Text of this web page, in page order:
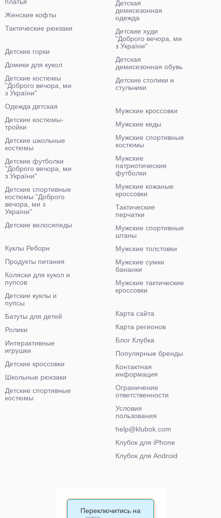
Женские кофты
Тактические рюкзаки
Детская
демисезонная
одежда
Детские худи
"Доброго вечора, ми
з України"
Детская
демисезонная обувь
Детские столики и
стульчики
Детские горки
Домики для кукол
Детские костюмы
"Доброго вечора, ми
з України"
Одежда детская
Детские костюмы-
тройки
Детские школьные
костюмы
Детские футболки
"Доброго вечора, ми
з України"
Детские спортивные
костюмы "Доброго
вечора, ми з
України"
Детские велосипеды
Мужские кроссовки
Мужские кеды
Мужские спортивные
костюмы
Мужские
патриотические
футболки
Мужские кожаные
кроссовки
Тактические
перчатки
Мужские спортивные
штаны
Мужские толстовки
Мужские сумки
бананки
Мужские тактические
кроссовки
Куклы Реборн
Продукты питания
Коляски для кукол и
пупсов
Детские куклы и
пупсы
Батуты для детей
Ролики
Интерактивные
игрушки
Детские кроссовки
Школьные рюкзаки
Детские спортивные
костюмы
Карта сайта
Карта регионов
Блог Клубка
Популярные бренды
Контактная
информация
Ограничение
ответственности
Условия
пользования
help@klubok.com
Клубок для iPhone
Клубок для Android
Переключитись на